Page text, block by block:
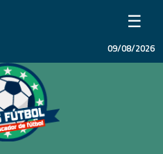
☰
09/08/2026